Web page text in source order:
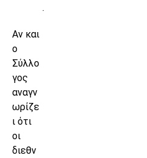
.
Αν και
ο
Σύλλο
γος
αναγν
ωρίζε
ι ότι
οι
διεθν